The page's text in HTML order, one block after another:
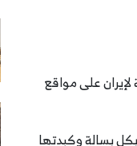
على مواقع
بسالة وكبدتها